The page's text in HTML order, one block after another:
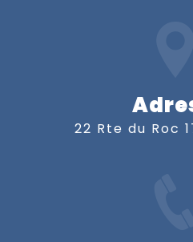
22 Rte du Roc